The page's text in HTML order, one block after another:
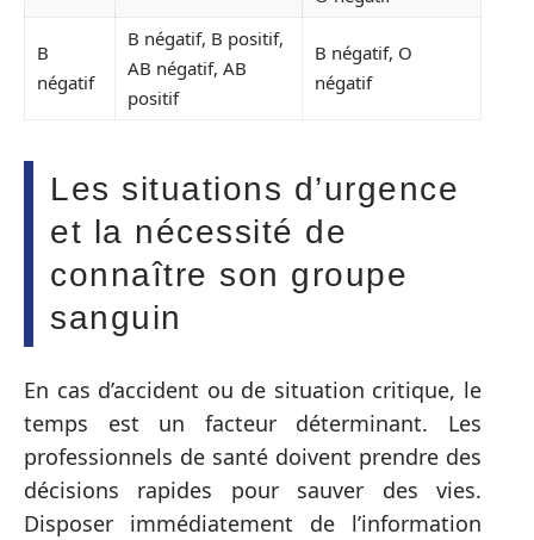
B
négatif
B négatif, B positif,
AB négatif, AB
positif
B négatif, O
négatif
Les situations d’urgence
et la nécessité de
connaître son groupe
sanguin
En cas d’accident ou de situation critique, le
temps est un facteur déterminant. Les
professionnels de santé doivent prendre des
décisions rapides pour sauver des vies.
Disposer immédiatement de l’information